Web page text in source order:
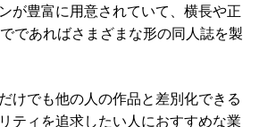
が豊富に用意されていて、横長や正
であればさまざまな形の同人誌を製
けでも他の人の作品と差別化できる
ティを追求したい人におすすめな業